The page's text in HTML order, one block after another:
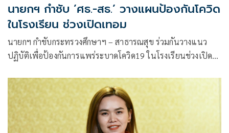
นายกฯ กำชับ ’ศธ.-สธ.’ วางแผนป้องกันโควิด
ในโรงเรียน ช่วงเปิดเทอม
นายกฯ กำชับกระทรวงศึกษาฯ – สาธารณสุข ร่วมกันวางแนว
ปฏิบัติเพื่อป้องกันการแพร่ระบาดโควิด19 ในโรงเรียนช่วงเปิด